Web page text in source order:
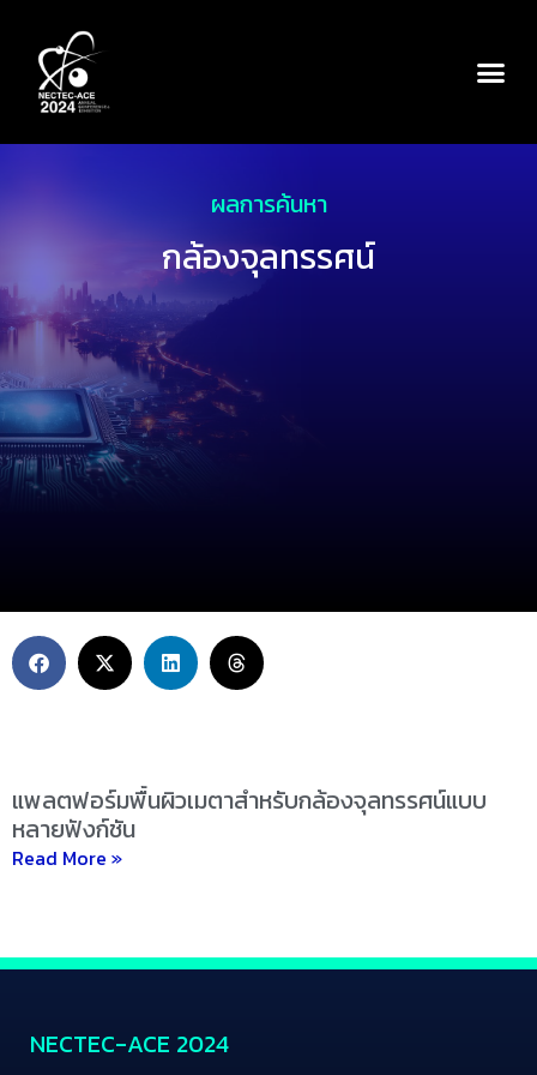
ผลการค้นหา
กล้องจุลทรรศน์
แพลตฟอร์มพื้นผิวเมตาสำหรับกล้องจุลทรรศน์แบบ
หลายฟังก์ชัน
Read More »
NECTEC-ACE 2024